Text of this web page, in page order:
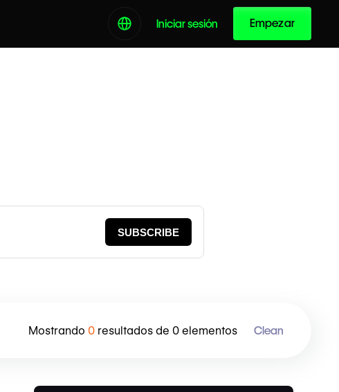
Iniciar sesión Empezar
SUBSCRIBE
Mostrando 0 resultados de 0 elementos Clean